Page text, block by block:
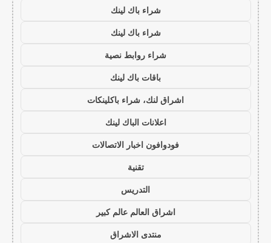
شراء باك لينك
شراء باك لينك
شراء روابط نصية
باقات باك لينك
اشراق لنك، شراء باكلينكات
اعلانات الباك لينك
فودوافون اخبار الاتصالات
تقنية
التدريس
اشراق العالم عالم كبير
منتدى الاشراق